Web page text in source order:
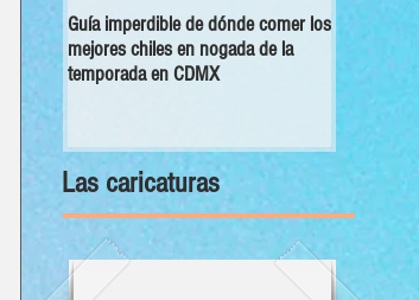
Guía imperdible de dónde comer los
mejores chiles en nogada de la
temporada en CDMX
Las caricaturas